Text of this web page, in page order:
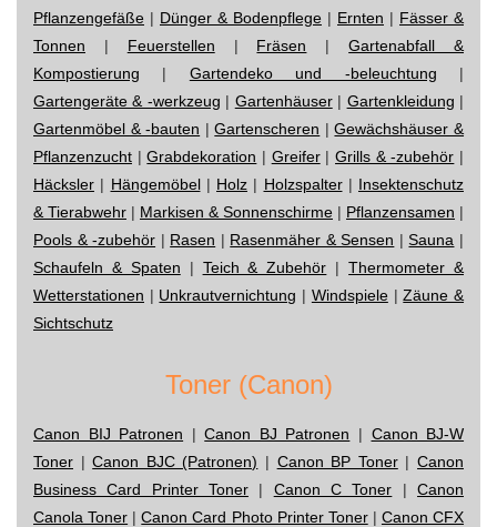
Pflanzengefäße | Dünger & Bodenpflege | Ernten | Fässer &
Tonnen | Feuerstellen | Fräsen |Gartenabfall &
Kompostierung | Gartendeko und -beleuchtung |
Gartengeräte & -werkzeug | Gartenhäuser| Gartenkleidung |
Gartenmöbel & -bauten |Gartenscheren |Gewächshäuser &
Pflanzenzucht |Grabdekoration | Greifer|Grills & -zubehör |
Häcksler | Hängemöbel| Holz | Holzspalter| Insektenschutz
& Tierabwehr | Markisen & Sonnenschirme | Pflanzensamen |
Pools & -zubehör | Rasen | Rasenmäher & Sensen |Sauna |
Schaufeln & Spaten | Teich & Zubehör |Thermometer &
Wetterstationen | Unkrautvernichtung | Windspiele|Zäune &
Sichtschutz
Toner (Canon)
Canon BIJ Patronen |Canon BJ Patronen | Canon BJ-W
Toner |Canon BJC (Patronen) | Canon BP Toner|Canon
Business Card Printer Toner | Canon C Toner |Canon
Canola Toner |Canon Card Photo Printer Toner| Canon CFX